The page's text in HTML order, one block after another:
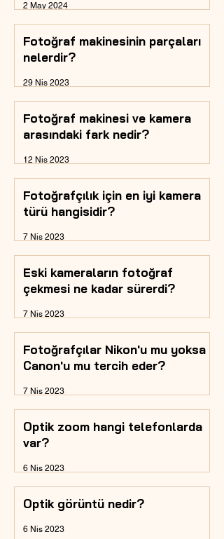
2 May 2024
Fotoğraf makinesinin parçaları
nelerdir?
29 Nis 2023
Fotoğraf makinesi ve kamera
arasındaki fark nedir?
12 Nis 2023
Fotoğrafçılık için en iyi kamera
türü hangisidir?
7 Nis 2023
Eski kameraların fotoğraf
çekmesi ne kadar sürerdi?
7 Nis 2023
Fotoğrafçılar Nikon'u mu yoksa
Canon'u mu tercih eder?
7 Nis 2023
Optik zoom hangi telefonlarda
var?
6 Nis 2023
Optik görüntü nedir?
6 Nis 2023